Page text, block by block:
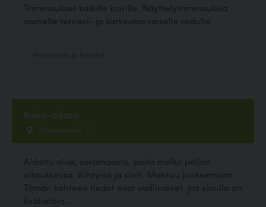
Trimmaukset kaikille koirille. Näyttelytrimmauksia
monelle terrieri- ja karkeakarvaiselle rodulle.
Koira-aitaus
Illinsaarentie, Ii
Aidattu alue, soramaasto, puita melko paljon
aitauksessa. Viihtyisä ja siisti. Mahtuu juoksemaan.
Tämän kohteen tiedot ovat vaillinaiset. Jos sinulla on
lisätietoja...